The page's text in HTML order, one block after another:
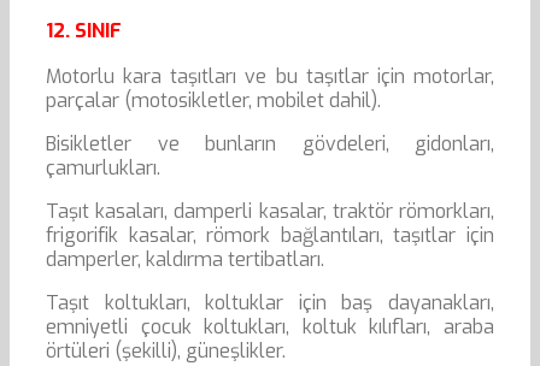
12. SINIF
Motorlu kara taşıtları ve bu taşıtlar için motorlar,
parçalar (motosikletler, mobilet dahil).
Bisikletler ve bunların gövdeleri, gidonları,
çamurlukları.
Taşıt kasaları, damperli kasalar, traktör römorkları,
frigorifik kasalar, römork bağlantıları, taşıtlar için
damperler, kaldırma tertibatları.
Taşıt koltukları, koltuklar için baş dayanakları,
emniyetli çocuk koltukları, koltuk kılıfları, araba
örtüleri (şekilli), güneşlikler.